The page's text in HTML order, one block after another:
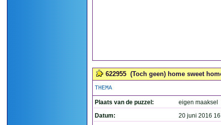
622955 (Toch geen) home sweet
THEMA
Plaats van de puzzel:
eigen maaksel
Datum:
20 juni 2016